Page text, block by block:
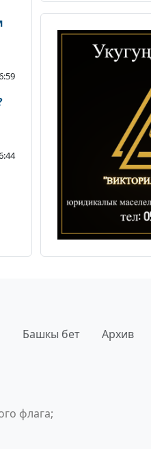
Башкы бет Архив
флага;